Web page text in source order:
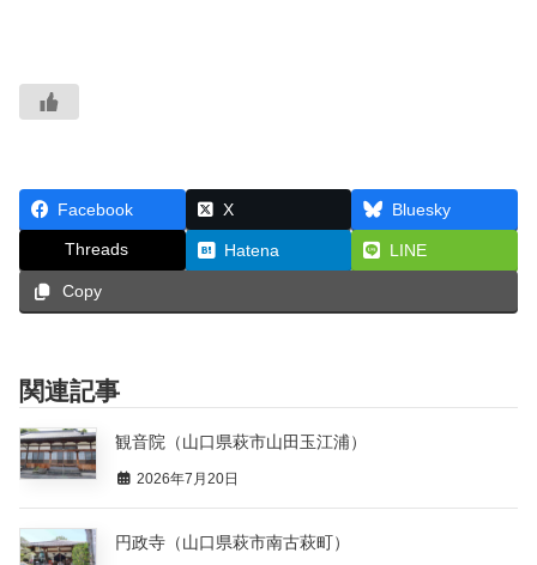
Facebook X Bluesky
Threads Hatena LINE
Copy
関連記事
観音院（山口県萩市山田玉江浦）
2026年7月20日
円政寺（山口県萩市南古萩町）